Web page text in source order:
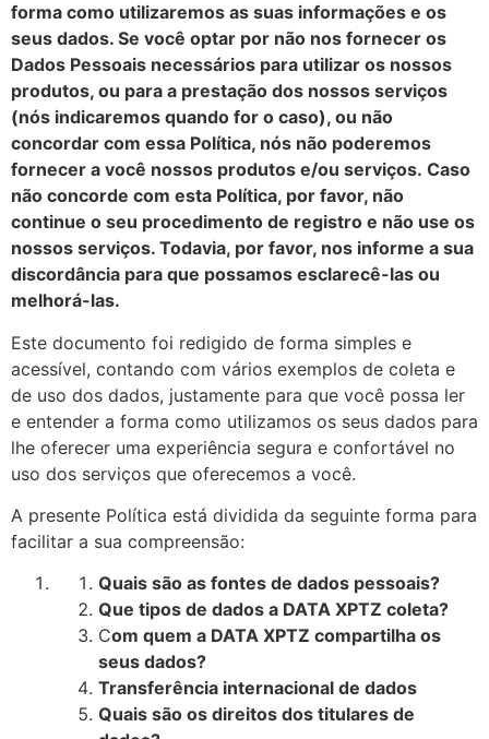
forma como utilizaremos as suas informações e os
seus dados. Se você optar por não nos fornecer os
Dados Pessoais necessários para utilizar os nossos
produtos, ou para a prestação dos nossos serviços
(nós indicaremos quando for o caso), ou não
concordar com essa Política, nós não poderemos
fornecer a você nossos produtos e/ou serviços. Caso
não concorde com esta Política, por favor, não
continue o seu procedimento de registro e não use os
nossos serviços. Todavia, por favor, nos informe a sua
discordância para que possamos esclarecê-las ou
melhorá-las.
Este documento foi redigido de forma simples e
acessível, contando com vários exemplos de coleta e
de uso dos dados, justamente para que você possa ler
e entender a forma como utilizamos os seus dados para
lhe oferecer uma experiência segura e confortável no
uso dos serviços que oferecemos a você.
A presente Política está dividida da seguinte forma para
facilitar a sua compreensão:
Quais são as fontes de dados pessoais?
Que tipos de dados a DATA XPTZ coleta?
Com quem a DATA XPTZ compartilha os
seus dados?
Transferência internacional de dados
Quais são os direitos dos titulares de